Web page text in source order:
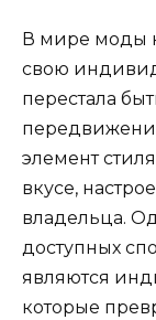
В мире моды
свою
перестала
элемент
вкусе,
владельца.
доступных
являются
которые